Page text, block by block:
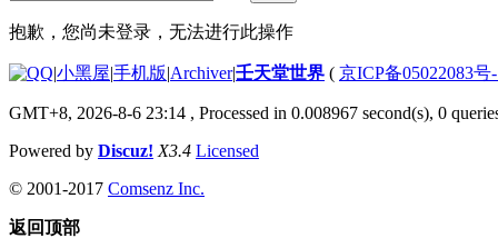
抱歉，您尚未登录，无法进行此操作
|小黑屋|手机版|Archiver|壬天堂世界 ( 京ICP备05022083号
GMT+8, 2026-8-6 23:14 , Processed in 0.008967 second(s), 0
Powered by Discuz! X3.4 Licensed
© 2001-2017 Comsenz Inc.
返回顶部